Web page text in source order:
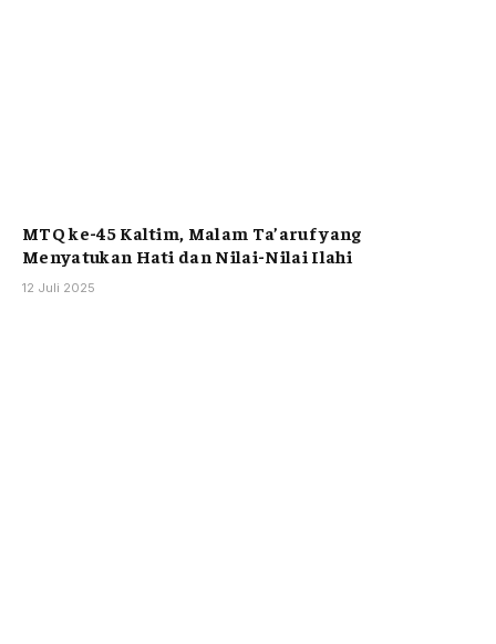
MTQ ke-45 Kaltim, Malam Ta’aruf yang
Menyatukan Hati dan Nilai-Nilai Ilahi
12 Juli 2025